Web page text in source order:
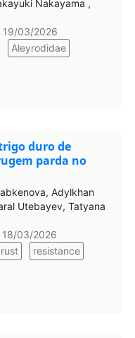
Nakayama ,
19/03/2026
Aleyrodidae
duro de
parda no
Adylkhan
Utebayev, Tatyana
18/03/2026
resistance